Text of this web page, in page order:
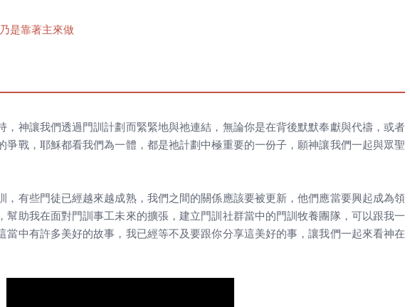
是靠著主來做
，神讓我們透過門訓計劃而緊緊地與祂連結，無論你是在背後默默奉獻與代禱，或者
爭戰，耶穌都看我們為一體，都是祂計劃中極重要的一份子，願神讓我們一起與眾聖
，有些門徒已經越來越成熟，我們之間的關係應該要被更新，他們應當要興起成為領
幫助我在面對門訓事工未來的擴張，建立門訓社群當中的門訓牧養團隊，可以跟我一
當中有許多美好的故事，我已經等不及要跟你分享這美好的事，讓我們一起來看神在